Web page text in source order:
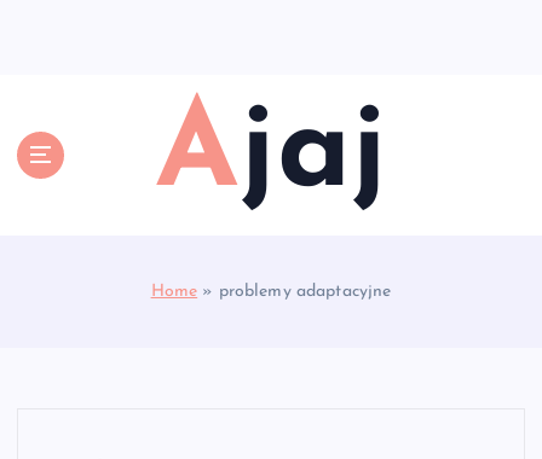
Ajaj
Home » problemy adaptacyjne